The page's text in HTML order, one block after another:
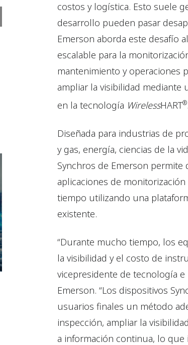
costos y logística. Esto suele
desarrollo pueden pasar
Emerson aborda este desafío
escalable para la
mantenimiento y operaciones
ampliar la visibilidad mediante
en la tecnología WirelessHART®.
Diseñada para industrias de
y gas, energía, ciencias de la
Synchros de Emerson
aplicaciones de
tiempo utilizando una
existente.
“Durante mucho tiempo, los
la visibilidad y el costo de
vicepresidente de tecnología
Emerson. “Los dispositivos
usuarios finales un método
inspección, ampliar la
a información continua, lo